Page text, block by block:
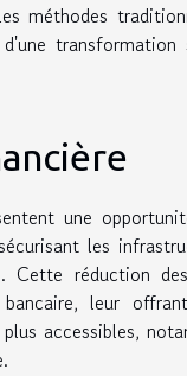
méthodes
transformation
une
les
Cette réduction
leur
accessibles,